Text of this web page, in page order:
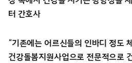
터 간호사
“기존에는 어르신들의 인바디 정도
건강돌봄지원사업으로 전문적으로